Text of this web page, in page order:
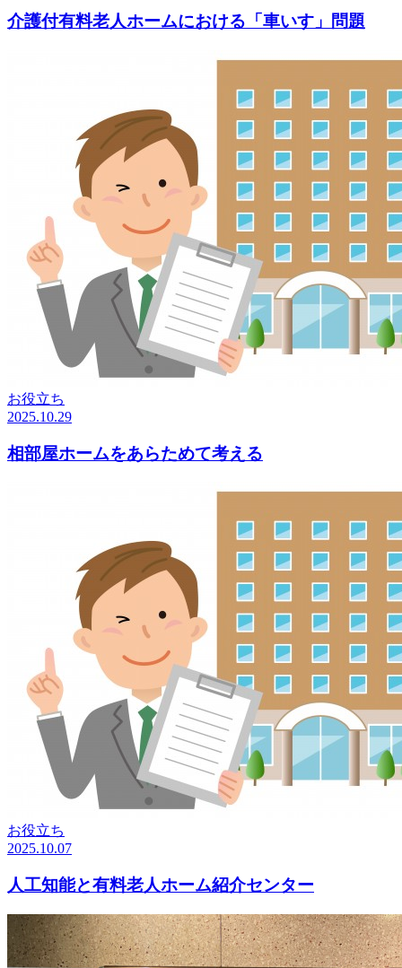
介護付有料老人ホームにおける「車いす」問題
お役立ち
2025.10.29
相部屋ホームをあらためて考える
お役立ち
2025.10.07
人工知能と有料老人ホーム紹介センター